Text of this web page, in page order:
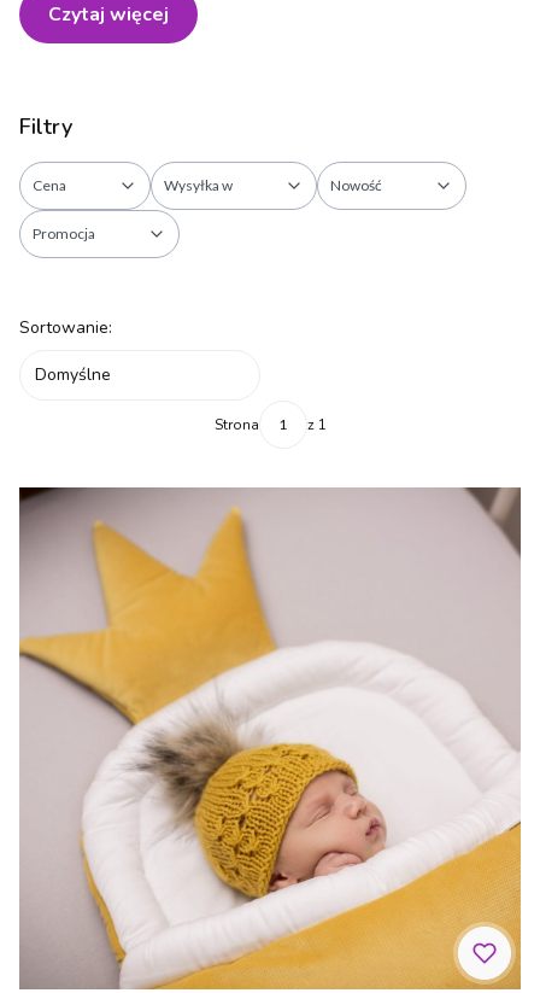
Czytaj więcej
Filtry
Cena Wysyłka w Nowość
Promocja
Lista produktów
Sortowanie:
Domyślne
Strona z 1